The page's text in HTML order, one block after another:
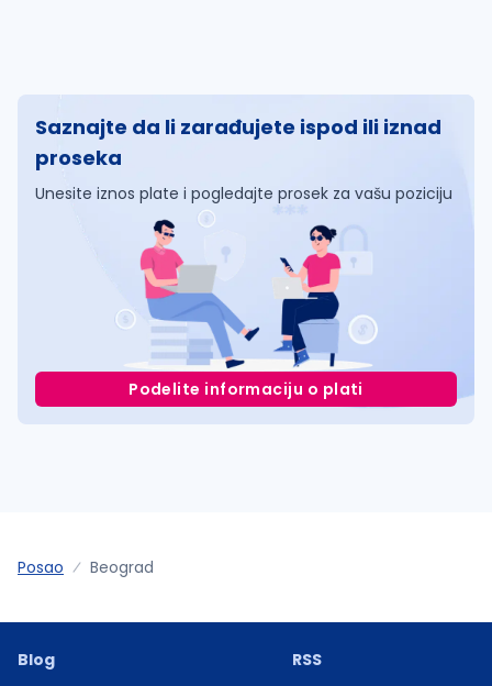
Saznajte da li zarađujete ispod ili iznad
proseka
Unesite iznos plate i pogledajte prosek za vašu poziciju
Podelite informaciju o plati
Posao Beograd
Blog
RSS